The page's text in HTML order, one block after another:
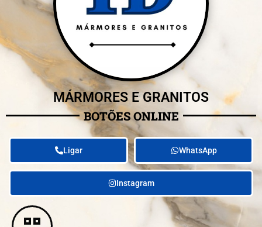
MÁRMORES E GRANITOS
BOTÕES ONLINE
Ligar WhatsApp
Instagram